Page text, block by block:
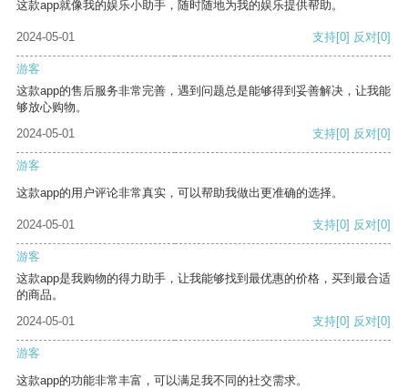
这款app就像我的娱乐小助手，随时随地为我的娱乐提供帮助。
2024-05-01 支持[0] 反对[0]
游客
这款app的售后服务非常完善，遇到问题总是能够得到妥善解决，让我能
够放心购物。
2024-05-01
支持[0] 反对[0]
游客
这款app的用户评论非常真实，可以帮助我做出更准确的选择。
2024-05-01 支持[0] 反对[0]
游客
这款app是我购物的得力助手，让我能够找到最优惠的价格，买到最合适
的商品。
2024-05-01
支持[0] 反对[0]
游客
这款app的功能非常丰富，可以满足我不同的社交需求。